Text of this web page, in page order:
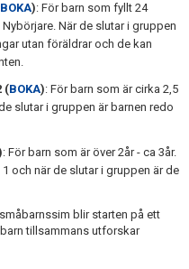
BOKA): För barn som fyllt 24
När de slutar i gruppen
utan föräldrar och de kan
(BOKA): För barn som är cirka 2,5
slutar i gruppen är barnen redo
: För barn som är över 2år - ca 3år.
och när de slutar i gruppen är de
blir starten på ett
tillsammans utforskar